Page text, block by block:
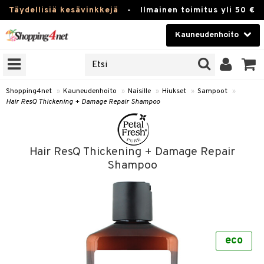
Täydellisiä kesävinkkejä - Ilmainen toimitus yli 50 €
Kauneudenhoito
Kauneudenhoito
Piilolinssit
Fitness
Shopping4net » Kauneudenhoito » Naisille » Hiukset » Sampoot »
Hair ResQ Thickening + Damage Repair Shampoo
Hair ResQ Thickening + Damage Repair
Shampoo
eco